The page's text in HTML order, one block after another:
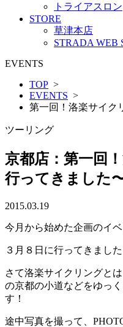
トライアスロン
STORE
草津本店
STRADA WEB
EVENTS
TOP >
EVENTS >
第一回！洛楽サイク
ツーリング
京都店：第一回
行ってきました
2015.03.19
今月から始めた企画のイ
３月８日に行ってきました
さて洛楽サイクリングと
の京都の小道などをゆっ
す！
途中写真を撮って、